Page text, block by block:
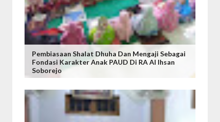
Pembiasaan Shalat Dhuha Dan Mengaji Sebagai
Fondasi Karakter Anak PAUD Di RA Al Ihsan
Soborejo